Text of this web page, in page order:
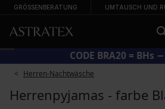
GRÖSSENBERATUNG UMTAUSCH UND
CODE BRA20 = BHs
Herren-Nachtwäsche
Herrenpyjamas - farbe